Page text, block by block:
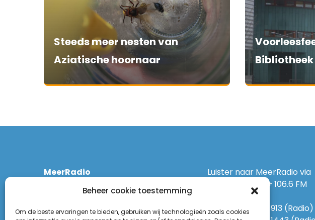
Beheer cookie toestemming
Om de beste ervaringen te bieden, gebruiken wij technologieën zoals cookies
Steeds meer nesten van
Aziatische hoornaar
Bibliotheek
MeerRadio
2131 CT Hoofddorp
(023) 55 55 900
Luister naar MeerRadio via
Ether: 105.5 FM + 106.6 FM
DAB+ op 5A
Ziggo: 38 (TV) + 913 (Radio)